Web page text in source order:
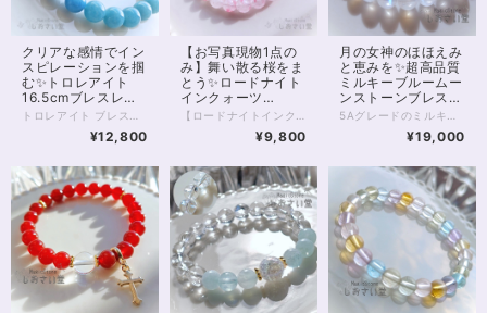
クリアな感情でイン
スピレーションを掴
む✨トロレアイト
16.5cmブレスレッ
ト
¥12,800
【お写真現物1点の
み】舞い散る桜をま
とう✨ロードナイト
インクォーツ
16.5cmブレスレッ
¥9,800
月の女神のほほえみ
と恵みを✨超高品質
ミルキーブルームー
ンストーンブレスレ
ット16.5cm
¥19,000